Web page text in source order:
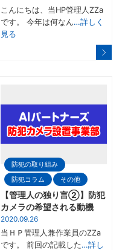
こんにちは、当HP管理人ZZa
です。 今年は何なん…詳しく
見る
防犯の取り組み
防犯コラム
その他
【管理人の独り言②】防犯
カメラの希望される動機
2020.09.26
当ＨＰ管理人兼作業員のZZa
です。 前回の記載した…詳し